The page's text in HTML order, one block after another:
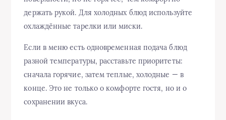
держать рукой. Для холодных блюд используйте
охлаждённые тарелки или миски.
Если в меню есть одновременная подача блюд
разной температуры, расставьте приоритеты:
сначала горячие, затем теплые, холодные — в
конце. Это не только о комфорте гостя, но и о
сохранении вкуса.